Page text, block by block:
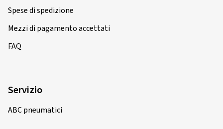
Spese di spedizione
Mezzi di pagamento accettati
FAQ
Servizio
ABC pneumatici